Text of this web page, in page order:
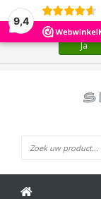
9,4Wij slaan cookies
Ja